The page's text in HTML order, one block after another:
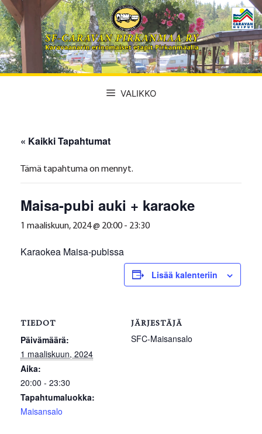
Siirry
sisältöön
VALIKKO
« Kaikki Tapahtumat
Tämä tapahtuma on mennyt.
Maisa-pubi auki + karaoke
1 maaliskuun, 2024 @ 20:00- 23:30
Karaokea Maisa-pubissa
Lisää kalenteriin
TIEDOT
Päivämäärä:
1 maaliskuun, 2024
Aika:
20:00 - 23:30
Tapahtumaluokka:
Maisansalo
JÄRJESTÄJÄ
SFC-Maisansalo